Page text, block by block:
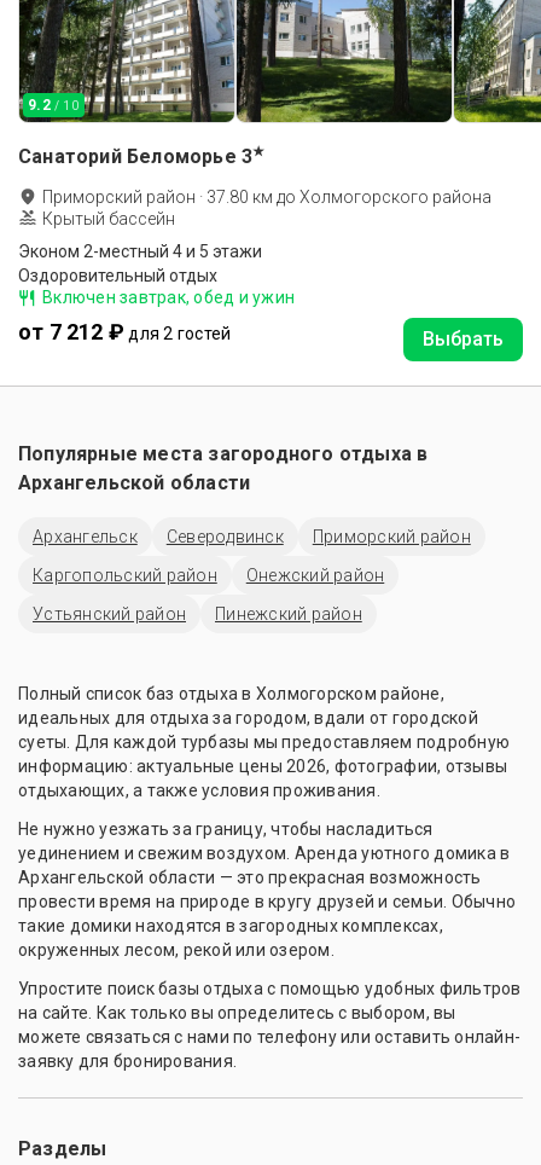
9.2 / 10
Санаторий Беломорье 3★
Приморский район · 37.80 км до Холмогорского района
Крытый бассейн
Эконом 2-местный 4 и 5 этажи
Оздоровительный отдых
Включен завтрак, обед и ужин
от 7 212 ₽ для 2 гостей Выбрать
Популярные места загородного отдыха в
Архангельской области
Архангельск Северодвинск
Приморский район
Каргопольский район
Онежский район
Устьянский район
Пинежский район
Полный список баз отдыха в Холмогорском районе,
идеальных для отдыха за городом, вдали от городской
суеты. Для каждой турбазы мы предоставляем подробную
информацию: актуальные цены 2026, фотографии, отзывы
отдыхающих, а также условия проживания.
Не нужно уезжать за границу, чтобы насладиться
уединением и свежим воздухом. Аренда уютного домика в
Архангельской области — это прекрасная возможность
провести время на природе в кругу друзей и семьи. Обычно
такие домики находятся в загородных комплексах,
окруженных лесом, рекой или озером.
Упростите поиск базы отдыха с помощью удобных фильтров
на сайте. Как только вы определитесь с выбором, вы
можете связаться с нами по телефону или оставить онлайн-
заявку для бронирования.
Разделы